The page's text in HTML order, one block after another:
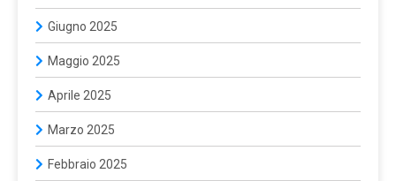
Giugno 2025
Maggio 2025
Aprile 2025
Marzo 2025
Febbraio 2025